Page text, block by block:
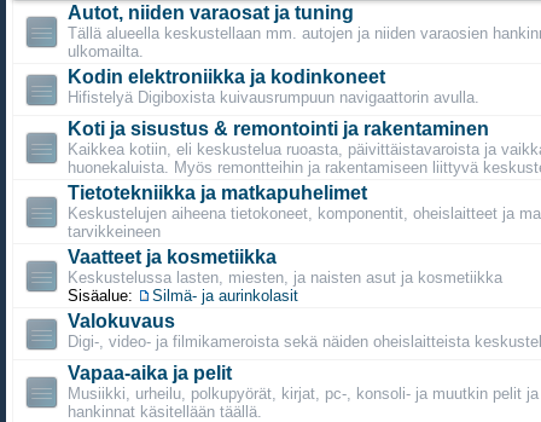
Autot, niiden varaosat ja tuning
Tällä alueella keskustellaan mm. autojen ja niiden varaosien
ulkomailta.
Kodin elektroniikka ja kodinkoneet
Hifistelyä Digiboxista kuivausrumpuun navigaattorin avulla.
Koti ja sisustus & remontointi ja rakentaminen
Kaikkea kotiin, eli keskustelua ruoasta, päivittäistavaroista ja
huonekaluista. Myös remontteihin ja rakentamiseen liittyvä
Tietotekniikka ja matkapuhelimet
Keskustelujen aiheena tietokoneet, komponentit, oheislaitteet ja
tarvikkeineen
Vaatteet ja kosmetiikka
Keskustelussa lasten, miesten, ja naisten asut ja kosmetiikka
Sisäalue:
Silmä- ja aurinkolasit
Valokuvaus
Digi-, video- ja filmikameroista sekä näiden oheislaitteista
Vapaa-aika ja pelit
Musiikki, urheilu, polkupyörät, kirjat, pc-, konsoli- ja muutkin pelit
hankinnat käsitellään täällä.